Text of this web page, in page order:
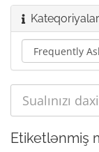
Kateqoriyalar
Etiketlənmiş